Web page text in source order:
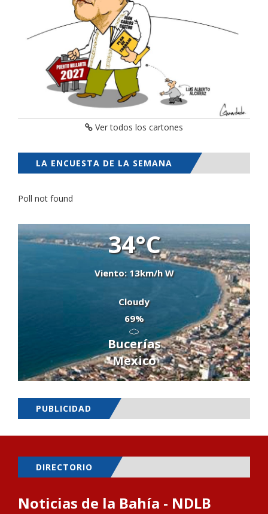
Ver todos los cartones
LA ENCUESTA DE LA SEMANA
Poll not found
34°C
Viento: 13km/h W
Cloudy
69%
Bucerías
Mexico
PUBLICIDAD
DIRECTORIO
Noticias de la Bahía - NDLB